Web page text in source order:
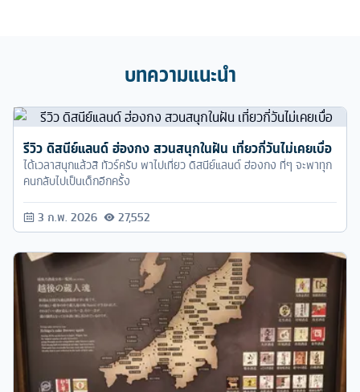
บทความแนะนำ
รีวิว ดิสนีย์แลนด์ ฮ่องกง สวนสนุกในฝัน เที่ยวกี่วันไม่เคยเบื่อ
ได้เวลาสนุกแล้วสิ ทัวร์ครับ พาไปเที่ยว ดิสนีย์แลนด์ ฮ่องกง ที่ๆ จะพาทุก
คนกลับไปเป็นเด็กอีกครั้ง
3 ก.พ. 2026 27,552